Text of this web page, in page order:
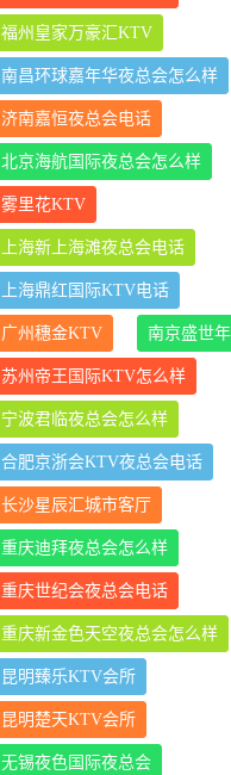
福州皇家万豪汇KTV
南昌环球嘉年华夜总会怎么样
济南嘉恒夜总会电话
北京海航国际夜总会怎么样
雾里花KTV
上海新上海滩夜总会电话
上海鼎红国际KTV电话
广州穗金KTV 南京盛世
苏州帝王国际KTV怎么样
宁波君临夜总会怎么样
合肥京浙会KTV夜总会电话
长沙星辰汇城市客厅
重庆迪拜夜总会怎么样
重庆世纪会夜总会电话
重庆新金色天空夜总会怎么样
昆明臻乐KTV会所
昆明楚天KTV会所
无锡夜色国际夜总会